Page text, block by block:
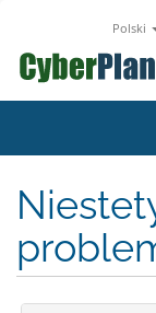
Polski